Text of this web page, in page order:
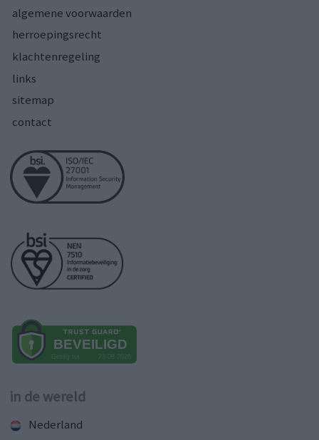
algemene voorwaarden
herroepingsrecht
klachtenregeling
links
sitemap
contact
in de wereld
Nederland